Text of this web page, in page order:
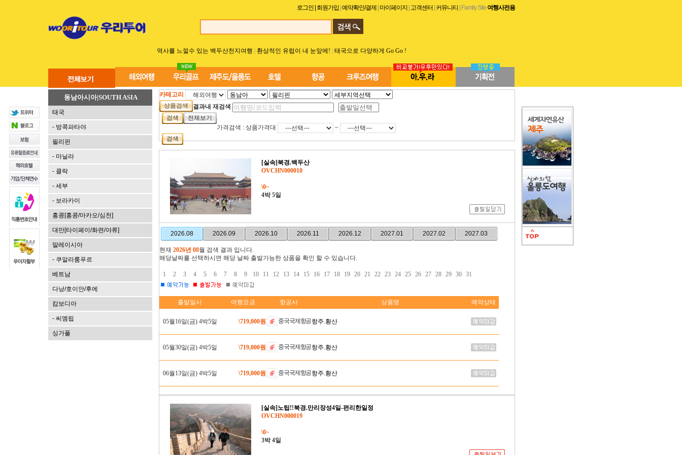
로그인 | 회원가입 예약확인/결제 마이페이지 고객센터 커뮤니티 | Family Site 여행사전용
역사를 느낄수 있는 백두산천지여행 환상적인 유럽이 내 눈앞에! 태국으로 다양하게 Go Go !
동남아시아|SOUTH ASIA
태국
- 방콕파타야
필리핀
- 마닐라
- 클락
- 세부
- 보라카이
홍콩[홍콩/마카오/심천]
대만[타이페이/화련/야류]
말레이시아
- 쿠알라룸푸르
베트남
다낭/호이안/후에
캄보디아
- 씨엠립
싱가폴
카테고리
상품검색
결과내 재검색
검색
전체보기
가격검색 : 상품가격대
~
검색
[실속]북경.백두산
OVCHN000010
\0~
4박 5일
2026.08 2026.09 2026.10 2026.11 2026.12 2027.01 2027.02 2027.03
현재 2026년 08월 검색 결과 입니다.
해당날짜를 선택하시면 해당 날짜 출발가능한 상품을 확인 할 수 있습니다.
1 2 3 4 5 6 7 8 9 10 11 12 13 14 15 16 17 18 19 20 21 22 23 24 25 26 27 28 29 30 31
출발일시 여행요금 항공사 상품명 예약상태
05월16일(금) 4박5일 \719,000원 중국국제항공항주.황산
05월30일(금) 4박5일 \719,000원 중국국제항공항주.황산
06월13일(금) 4박5일 \719,000원 중국국제항공항주.황산
[실속]노팁!!북경.만리장성4일-편리한일정
OVCHN000019
\0~
3박 4일